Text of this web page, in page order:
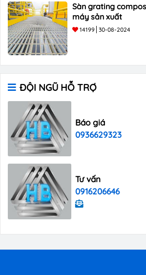
Sàn grating
máy sản xuất
14199 30-08-2024
ĐỘI NGŨ HỖ TRỢ
Báo giá
0936629323
Tư vấn
0916206646